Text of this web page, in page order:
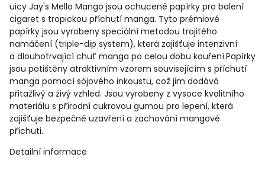
uicy Jay's Mello Mango jsou ochucené papírky pro balení
cigaret s tropickou příchutí manga. Tyto prémiové
papírky jsou vyrobeny speciální metodou trojitého
namáčení (triple-dip system), která zajišťuje intenzivní
a dlouhotrvající chuť manga po celou dobu kouření.Papírky
jsou potištěny atraktivním vzorem souvisejícím s příchutí
manga pomocí sójového inkoustu, což jim dodává
přitažlivý a živý vzhled. Jsou vyrobeny z vysoce kvalitního
materiálu s přírodní cukrovou gumou pro lepení, která
zajišťuje bezpečné uzavření a zachování mangové
příchuti.
Detailní informace